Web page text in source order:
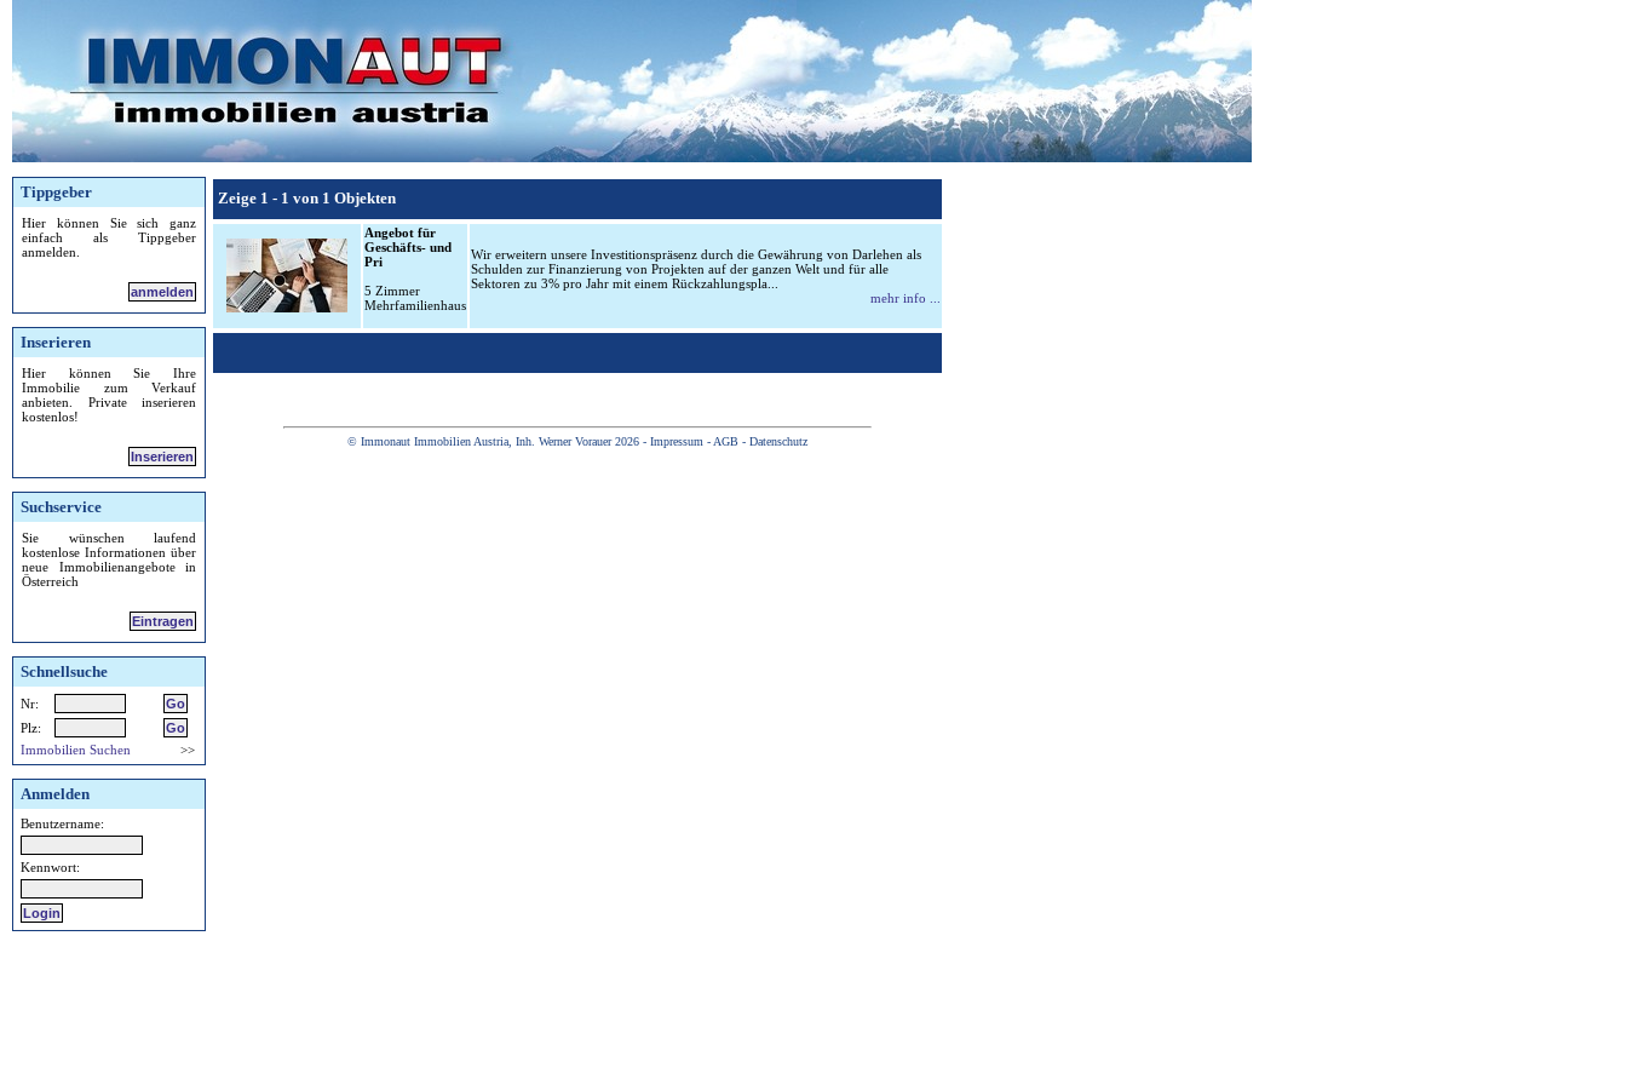
Tippgeber
Hier können Sie sich ganz
einfach als Tippgeber
anmelden.
anmelden
Inserieren
Hier können Sie Ihre
Immobilie zum Verkauf
anbieten. Private inserieren
kostenlos!
Inserieren
Suchservice
Sie wünschen laufend
kostenlose Informationen über
neue Immobilienangebote in
Österreich
Eintragen
Schnellsuche
Nr:
Plz:
Immobilien Suchen
>>
Anmelden
Benutzername:
Kennwort:
Zeige 1 - 1 von 1 Objekten
Angebot für
Geschäfts- und
Pri
5 Zimmer
Mehrfamilienhaus
Wir erweitern unsere Investitionspräsenz durch die Gewährung von Darlehen als
Schulden zur Finanzierung von Projekten auf der ganzen Welt und für alle
Sektoren zu 3% pro Jahr mit einem Rückzahlungspla...
mehr info ...
© Immonaut Immobilien Austria, Inh. Werner Vorauer 2026 - Impressum - AGB - Datenschutz